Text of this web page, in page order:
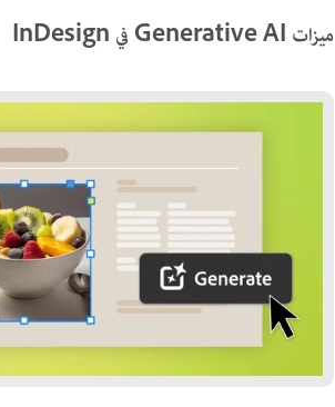
ميزات Generative AI في InDesign